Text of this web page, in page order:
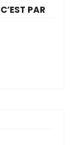
PAR